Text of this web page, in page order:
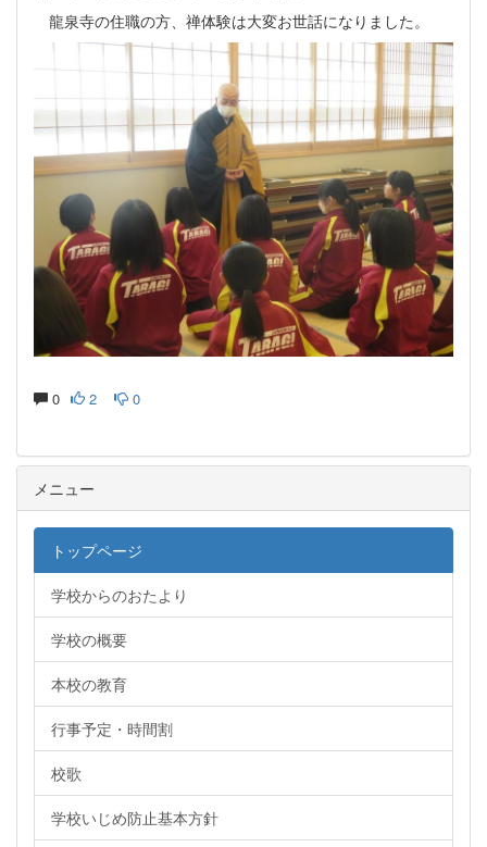
龍泉寺の住職の方、禅体験は大変お世話になりました。
0 2 0
メニュー
トップページ
学校からのおたより
学校の概要
本校の教育
行事予定・時間割
校歌
学校いじめ防止基本方針